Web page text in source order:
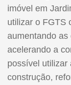
imóvel em
utilizar o FGTS
aumentando
acelerando a
possível utilizar
construção,